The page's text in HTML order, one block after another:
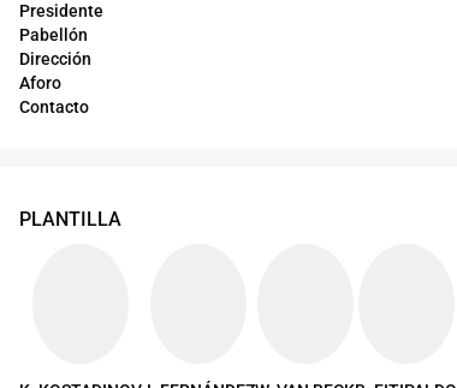
Presidente
Pabellón
Dirección
Aforo
Contacto
PLANTILLA